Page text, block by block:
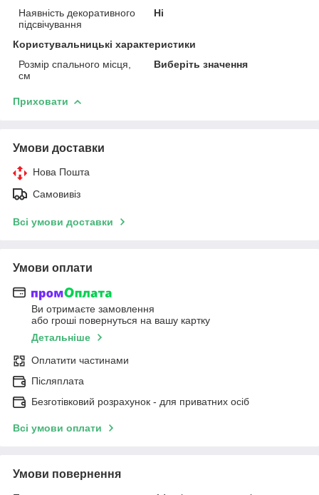
Наявність декоративного
підсвічування
Ні
Користувальницькі характеристики
Розмір спального місця,
см
Виберіть значення
Приховати
Умови доставки
Нова Пошта
Самовивіз
Всі умови доставки
Умови оплати
Ви отримаєте замовлення
або гроші повернуться на вашу картку
Детальніше
Оплатити частинами
Післяплата
Безготівковий розрахунок - для приватних осіб
Всі умови оплати
Умови повернення